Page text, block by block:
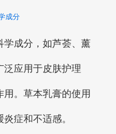
成分
成分，如芦荟、薰
泛应用于皮肤护理
。草本乳膏的使用
症和不适感。